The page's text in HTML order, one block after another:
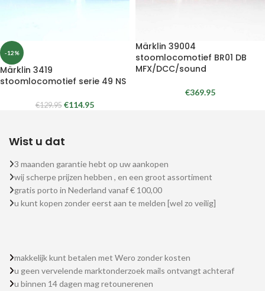
-12%
Märklin 3419
stoomlocomotief serie 49 NS
€129.95 €114.95
Märklin 39004
stoomlocomotief BR01 DB
MFX/DCC/sound
€369.95
Wist u dat
3 maanden garantie hebt op uw aankopen
wij scherpe prijzen hebben , en een groot assortiment
gratis porto in Nederland vanaf € 100,00
u kunt kopen zonder eerst aan te melden [wel zo veilig]
makkelijk kunt betalen met Wero zonder kosten
u geen vervelende marktonderzoek mails ontvangt achteraf
u binnen 14 dagen mag retounerenen